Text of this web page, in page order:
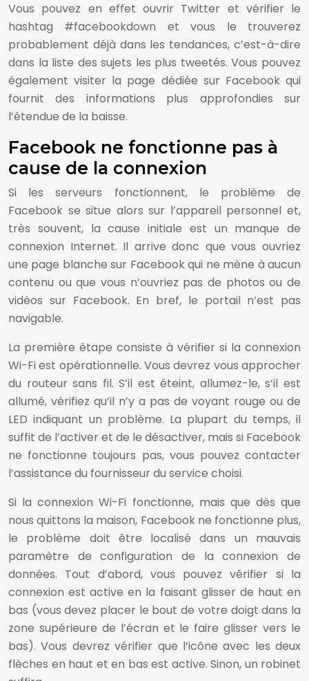
Vous pouvez en effet ouvrir Twitter et vérifier le
hashtag #facebookdown et vous le trouverez
probablement déjà dans les tendances, c’est-à-dire
dans la liste des sujets les plus tweetés. Vous pouvez
également visiter la page dédiée sur Facebook qui
fournit des informations plus approfondies sur
l’étendue de la baisse.
Facebook ne fonctionne pas à
cause de la connexion
Si les serveurs fonctionnent, le problème de
Facebook se situe alors sur l’appareil personnel et,
très souvent, la cause initiale est un manque de
connexion Internet. Il arrive donc que vous ouvriez
une page blanche sur Facebook qui ne mène à aucun
contenu ou que vous n’ouvriez pas de photos ou de
vidéos sur Facebook. En bref, le portail n’est pas
navigable.
La première étape consiste à vérifier si la connexion
Wi-Fi est opérationnelle. Vous devrez vous approcher
du routeur sans fil. S’il est éteint, allumez-le, s’il est
allumé, vérifiez qu’il n’y a pas de voyant rouge ou de
LED indiquant un problème. La plupart du temps, il
suffit de l’activer et de le désactiver, mais si Facebook
ne fonctionne toujours pas, vous pouvez contacter
l’assistance du fournisseur du service choisi.
Si la connexion Wi-Fi fonctionne, mais que dès que
nous quittons la maison, Facebook ne fonctionne plus,
le problème doit être localisé dans un mauvais
paramètre de configuration de la connexion de
données. Tout d’abord, vous pouvez vérifier si la
connexion est active en la faisant glisser de haut en
bas (vous devez placer le bout de votre doigt dans la
zone supérieure de l’écran et le faire glisser vers le
bas). Vous devrez vérifier que l’icône avec les deux
flèches en haut et en bas est active. Sinon, un robinet